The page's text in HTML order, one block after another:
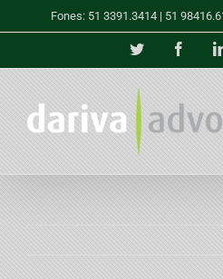
Fones: 51 3391.3414 | 51
Twitter